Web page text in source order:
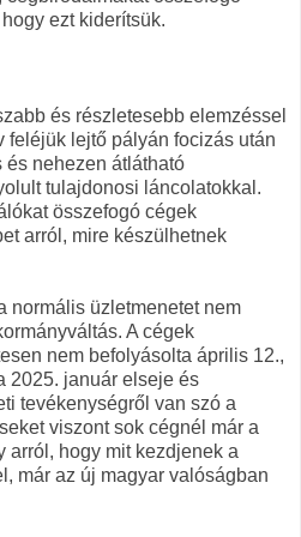
ezt kiderítsük.
és részletesebb elemzéssel
feléjük lejtő pályán focizás után
nehezen átlátható
tulajdonosi láncolatokkal.
összefogó cégek
arról, mire készülhetnek
normális üzletmenetet nem
A cégek
nem befolyásolta április 12.,
2025. január elseje és
tevékenységről van szó a
viszont sok cégnél már a
arról, hogy mit kezdjenek a
már az új magyar valóságban